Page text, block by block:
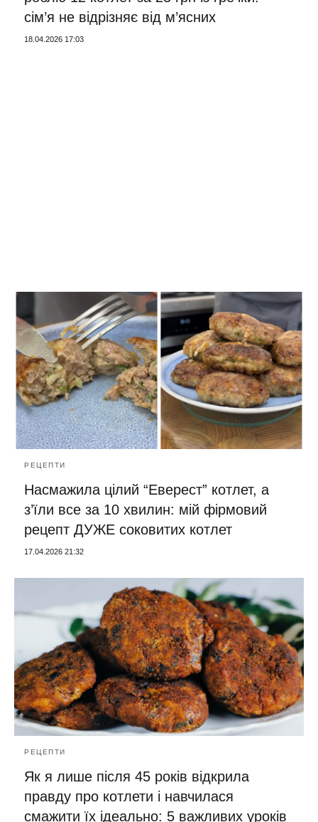
сім’я не відрізняє від м’ясних
18.04.2026 17:03
РЕЦЕПТИ
Насмажила цілий “Еверест” котлет, а
з’їли все за 10 хвилин: мій фірмовий
рецепт ДУЖЕ соковитих котлет
17.04.2026 21:32
РЕЦЕПТИ
Як я лише після 45 років відкрила
правду про котлети і навчилася
смажити їх ідеально: 5 важливих уроків